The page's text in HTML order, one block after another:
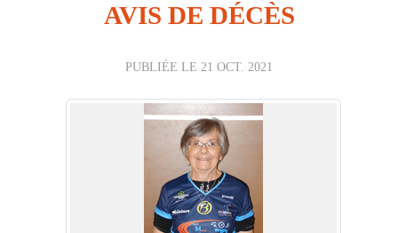
AVIS DE DÉCÈS
PUBLIÉE LE 21 OCT. 2021